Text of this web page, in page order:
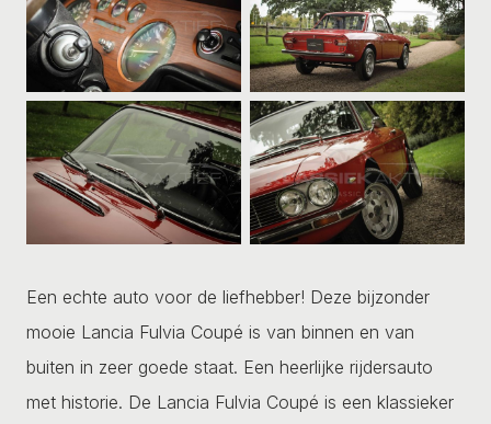
Een echte auto voor de liefhebber! Deze bijzonder
mooie Lancia Fulvia Coupé is van binnen en van
buiten in zeer goede staat. Een heerlijke rijdersauto
met historie. De Lancia Fulvia Coupé is een klassieker